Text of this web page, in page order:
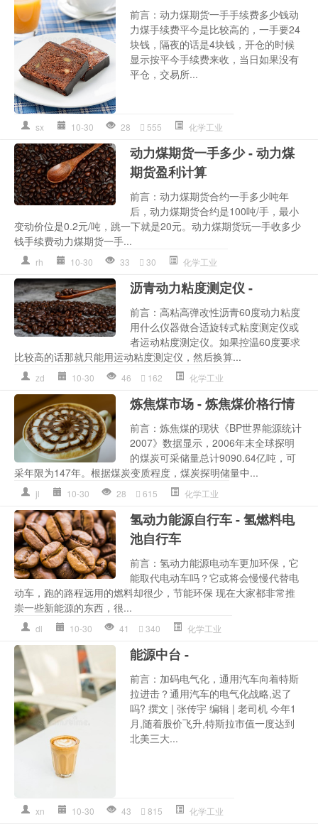
前言：动力煤期货一手手续费多少钱动
力煤手续费平今是比较高的，一手要24
块钱，隔夜的话是4块钱，开仓的时候
显示按平今手续费来收，当日如果没有
平仓，交易所...
sx 10-30 28 555 化学工业
动力煤期货一手多少 - 动力煤
期货盈利计算
前言：动力煤期货合约一手多少吨年
后，动力煤期货合约是100吨/手，最小
变动价位是0.2元/吨，跳一下就是20元。动力煤期货玩一手收多少
钱手续费动力煤期货一手...
rh 10-30 33 30 化学工业
沥青动力粘度测定仪 -
前言：高粘高弹改性沥青60度动力粘度
用什么仪器做合适旋转式粘度测定仪或
者运动粘度测定仪。如果控温60度要求
比较高的话那就只能用运动粘度测定仪，然后换算...
zd 10-30 46 162 化学工业
炼焦煤市场 - 炼焦煤价格行情
前言：炼焦煤的现状《BP世界能源统计
2007》数据显示，2006年末全球探明
的煤炭可采储量总计9090.64亿吨，可
采年限为147年。根据煤炭变质程度，煤炭探明储量中...
jl 10-30 28 615 化学工业
氢动力能源自行车 - 氢燃料电
池自行车
前言：氢动力能源电动车更加环保，它
能取代电动车吗？它或将会慢慢代替电
动车，跑的路程远用的燃料却很少，节能环保 现在大家都非常推
崇一些新能源的东西，很...
dl 10-30 41 340 化学工业
能源中台 -
前言：加码电气化，通用汽车向着特斯
拉进击？通用汽车的电气化战略,迟了
吗? 撰文 | 张传宇 编辑 | 老司机 今年1
月,随着股价飞升,特斯拉市值一度达到
北美三大...
xn 10-30 43 815 化学工业